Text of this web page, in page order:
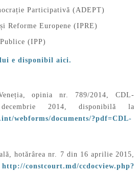
Participativă (ADEPT)
Reforme Europene (IPRE)
(IPP)
e disponibil aici.
opinia nr. 789/2014, CDL-
2014, disponibilă la
webforms/documents/?pdf=CDL-
hotărârea nr. 7 din 16 aprilie 2015,
http://constcourt.md/ccdocview.php?